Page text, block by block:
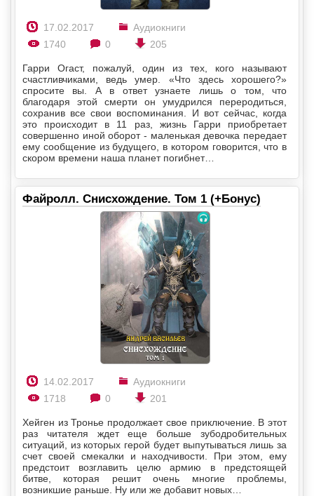
17.02.2017
Аудиокниги
1740
0 205
Гарри Огаст, пожалуй, один из тех, кого называют
счастливчиками, ведь умер. «Что здесь хорошего?»
спросите вы. А в ответ узнаете лишь о том, что
благодаря этой смерти он умудрился переродиться,
сохранив все свои воспоминания. И вот сейчас, когда
это происходит в 11 раз, жизнь Гарри приобретает
совершенно иной оборот - маленькая девочка передает
ему сообщение из будущего, в котором говорится, что в
скором времени наша планет погибнет…
Файролл. Снисхождение. Том 1 (+Бонус)
14.02.2017
Аудиокниги
1718
0 201
Хейген из Тронье продолжает свое приключение. В этот
раз читателя ждет еще больше зубодробительных
ситуаций, из которых герой будет выпутываться лишь за
счет своей смекалки и находчивости. При этом, ему
предстоит возглавить целю армию в предстоящей
битве, которая решит очень многие проблемы,
возникшие раньше. Ну или же добавит новых…